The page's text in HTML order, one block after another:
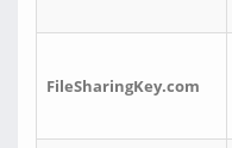
FileSharingKey.com